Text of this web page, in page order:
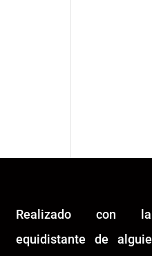
Realizado con
equidistante de